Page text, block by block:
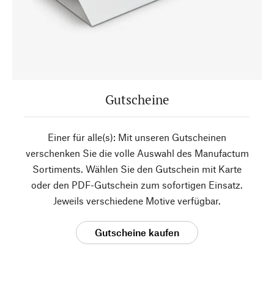
Gutscheine
Einer für alle(s): Mit unseren Gutscheinen
verschenken Sie die volle Auswahl des Manufactum
Sortiments. Wählen Sie den Gutschein mit Karte
oder den PDF-Gutschein zum sofortigen Einsatz.
Jeweils verschiedene Motive verfügbar.
Gutscheine kaufen